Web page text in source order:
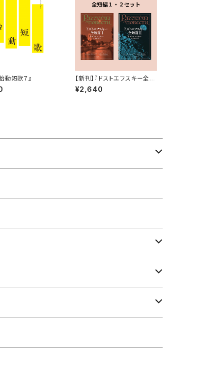
胎動短歌７』
【新刊】『ドストエフスキー全短
編 ２冊セット』
¥2,640